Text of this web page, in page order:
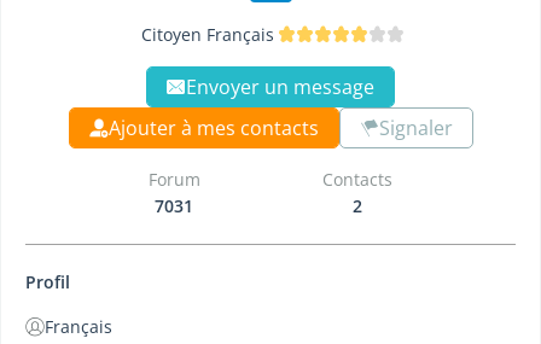
Citoyen Français
Envoyer un message
Ajouter à mes contacts
Signaler
Forum
7031
Contacts
2
Profil
Français